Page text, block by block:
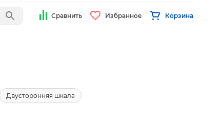
Сравнить Избранное Корзина
Двусторонняя шкала